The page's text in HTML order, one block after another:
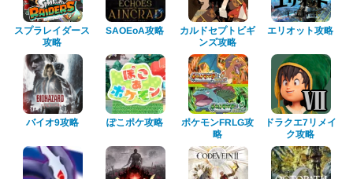
スプラレイダース
攻略
SAOEoA攻略 カルドセプトビギ
ンズ攻略
エリオット攻略
バイオ9攻略 ぽこポケ攻略 ポケモンFRLG攻
略
ドラクエ7リメイ
ク攻略